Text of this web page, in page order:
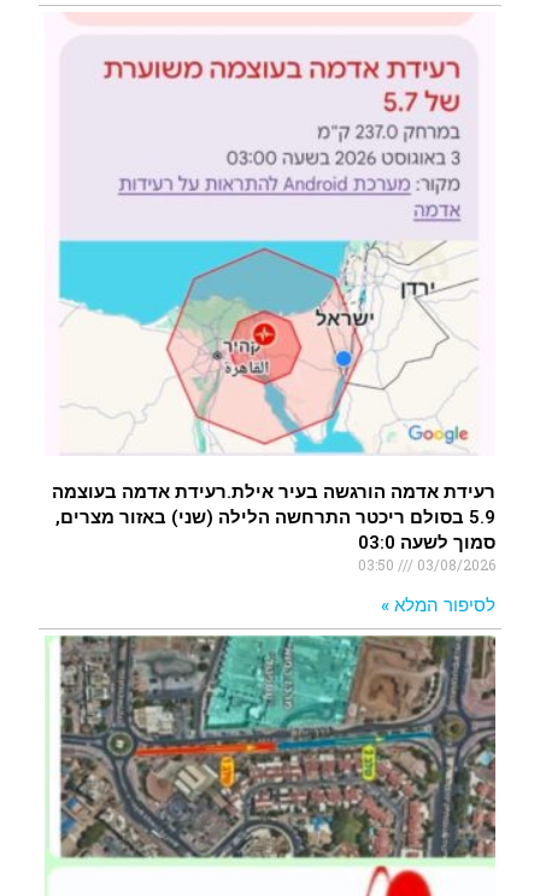
רעידת אדמה הורגשה בעיר אילת.רעידת אדמה בעוצמה
5.9 בסולם ריכטר התרחשה הלילה (שני) באזור מצרים,
סמוך לשעה 03:0
03/08/2026
לסיפור המלא »